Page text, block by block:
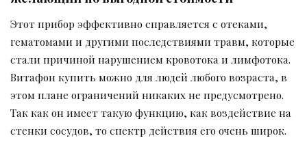
Этот прибор эффективно справляется с отеками,
гематомами и другими последствиями травм, которые
стали причиной нарушением кровотока и лимфотока.
Витафон купить можно для людей любого возраста, в
этом плане ограничений никаких не предусмотрено.
Так как он имеет такую функцию, как воздействие на
стенки сосудов, то спектр действия его очень широк.